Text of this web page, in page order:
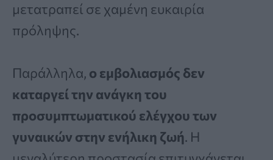
μετατραπεί σε χαμένη ευκαιρία
πρόληψης.
Παράλληλα, ο εμβολιασμός δεν
καταργεί την ανάγκη του
προσυμπτωματικού ελέγχου των
γυναικών στην ενήλικη ζωή. Η